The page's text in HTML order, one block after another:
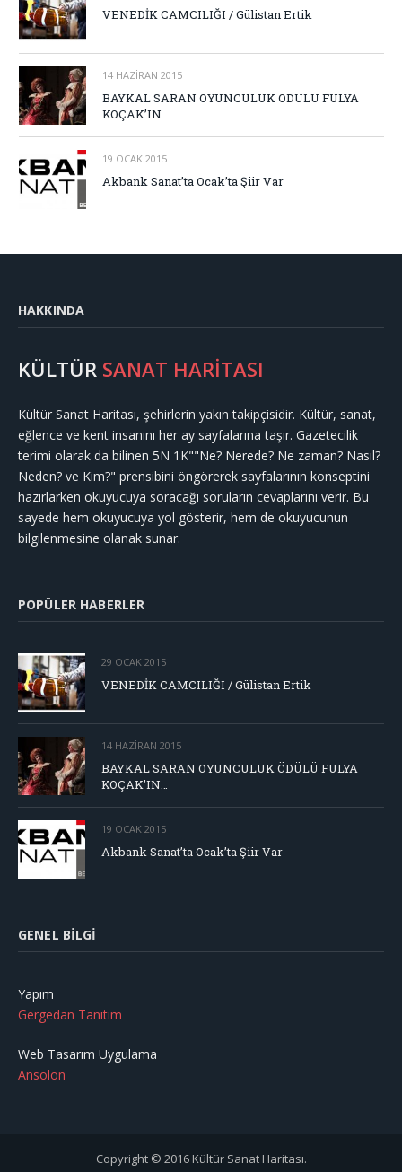
VENEDİK CAMCILIĞI / Gülistan Ertik
14 HAZIRAN 2015
BAYKAL SARAN OYUNCULUK ÖDÜLÜ FULYA
KOÇAK’IN…
19 OCAK 2015
Akbank Sanat’ta Ocak’ta Şiir Var
HAKKINDA
KÜLTÜR SANAT HARİTASI
Kültür Sanat Haritası, şehirlerin yakın takipçisidir. Kültür, sanat,
eğlence ve kent insanını her ay sayfalarına taşır. Gazetecilik
terimi olarak da bilinen 5N 1K""Ne? Nerede? Ne zaman? Nasıl?
Neden? ve Kim?" prensibini öngörerek sayfalarının konseptini
hazırlarken okuyucuya soracağı soruların cevaplarını verir. Bu
sayede hem okuyucuya yol gösterir, hem de okuyucunun
bilgilenmesine olanak sunar.
POPÜLER HABERLER
29 OCAK 2015
VENEDİK CAMCILIĞI / Gülistan Ertik
14 HAZIRAN 2015
BAYKAL SARAN OYUNCULUK ÖDÜLÜ FULYA
KOÇAK’IN…
19 OCAK 2015
Akbank Sanat’ta Ocak’ta Şiir Var
GENEL BILGI
Yapım
Gergedan Tanıtım
Web Tasarım Uygulama
Ansolon
Copyright © 2016 Kültür Sanat Haritası.